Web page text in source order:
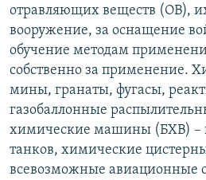
отравляющих веществ (ОВ),
вооружение, за оснащение
обучение методам
собственно за применение.
мины, гранаты, фугасы,
газобаллонные
химические машины (БХВ) –
танков, химические
всевозможные авиационные